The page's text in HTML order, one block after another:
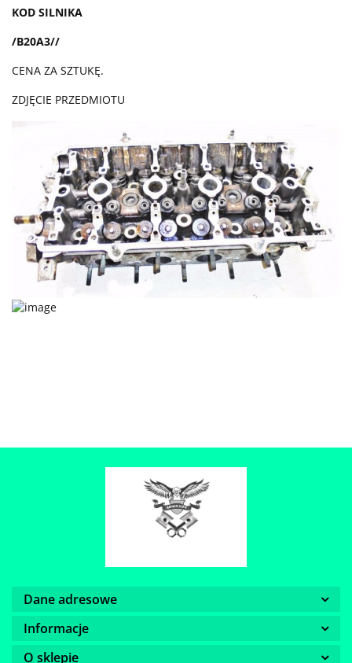
KOD SILNIKA
/B20A3//
CENA ZA SZTUKĘ.
ZDJĘCIE PRZEDMIOTU
Dane adresowe
Informacje
O sklepie